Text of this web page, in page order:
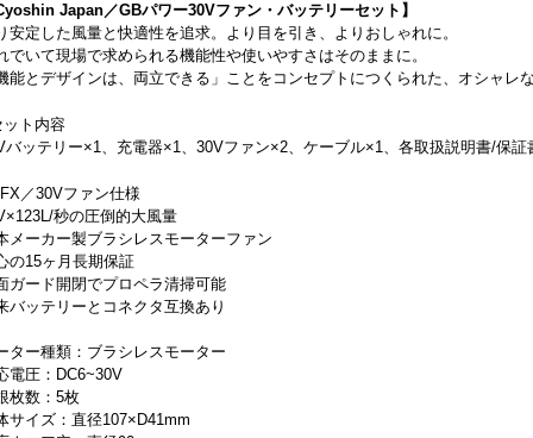
Japan／GBパワー30Vファン・バッテリーセット】
安定した風量と快適性を追求。より目を引き、よりおしゃれに。
でいて現場で求められる機能性や使いやすさはそのままに。
能とデザインは、両立できる」ことをコンセプトにつくられた、オシャレな
ト内容
バッテリー×1、充電器×1、30Vファン×2、ケーブル×1、各取扱説明書/保証
／30Vファン仕様
秒の圧倒的大風量
メーカー製ブラシレスモーターファン
の15ヶ月長期保証
ガード開閉でプロペラ清掃可能
バッテリーとコネクタ互換あり
ター種類：ブラシレスモーター
電圧：DC6~30V
枚数：5枚
サイズ：直径107×D41mm